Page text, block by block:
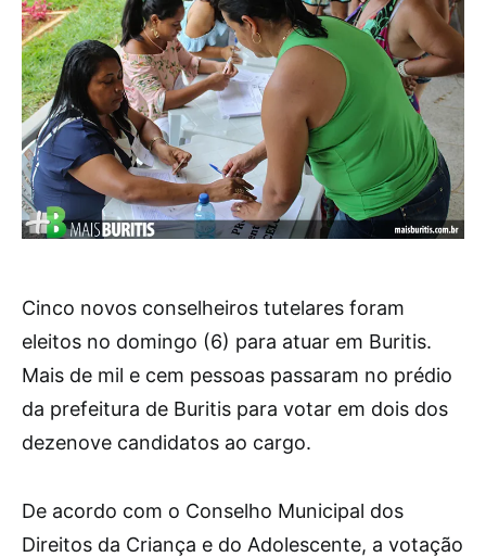
Cinco novos conselheiros tutelares foram
eleitos no domingo (6) para atuar em Buritis.
Mais de mil e cem pessoas passaram no prédio
da prefeitura de Buritis para votar em dois dos
dezenove candidatos ao cargo.
De acordo com o Conselho Municipal dos
Direitos da Criança e do Adolescente, a votação